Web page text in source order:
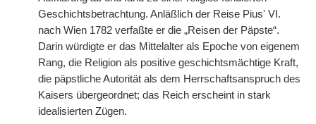
Geschichtsbetrachtung. Anläßlich der Reise Pius' VI.
nach Wien 1782 verfaßte er die „Reisen der Päpste“.
Darin würdigte er das Mittelalter als Epoche von eigenem
Rang, die Religion als positive geschichtsmächtige Kraft,
die päpstliche Autorität als dem Herrschaftsanspruch des
Kaisers übergeordnet; das Reich erscheint in stark
idealisierten Zügen.